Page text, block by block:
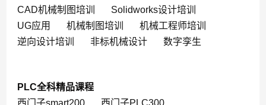
CAD机械制图培训
Solidworks设计培训
UG应用
机械制图培训
机械工程师培训
逆向设计培训
非标机械设计 数字孪生
PLC全科精品课程